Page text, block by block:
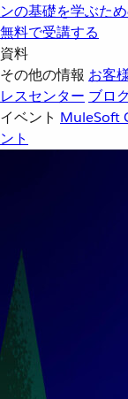
ンの基礎を学ぶた
無料で受講する
資料
その他の情報 お客
レスセンター ブロ
イベント MuleSoft
ント